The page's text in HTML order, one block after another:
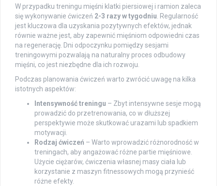
W przypadku treningu mięśni klatki piersiowej i ramion zaleca
się wykonywanie ćwiczeń 2-3 razy w tygodniu . Regularność
jest kluczowa dla uzyskania pozytywnych efektów, jednak
równie ważne jest, aby zapewnić mięśniom odpowiedni czas
na regenerację. Dni odpoczynku pomiędzy sesjami
treningowymi pozwalają na naturalny proces odbudowy
mięśni, co jest niezbędne dla ich rozwoju.
Podczas planowania ćwiczeń warto zwrócić uwagę na kilka
istotnych aspektów:
Intensywność treningu – Zbyt intensywne sesje mogą
prowadzić do przetrenowania, co w dłuższej
perspektywie może skutkować urazami lub spadkiem
motywacji.
Rodzaj ćwiczeń – Warto wprowadzić różnorodność w
treningach, aby angażować różne partie mięśniowe.
Użycie ciężarów, ćwiczenia własnej masy ciała lub
korzystanie z maszyn fitnessowych mogą przynieść
różne efekty.